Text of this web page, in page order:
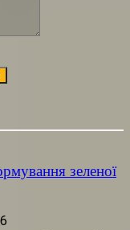
зеленої